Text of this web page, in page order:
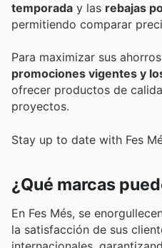
temporada y las rebajas
permitiendo comparar
Para maximizar sus
promociones vigentes y
ofrecer productos de
proyectos.
Stay up to date with Fes
¿Qué marcas
En Fes Més, se
la satisfacción de sus